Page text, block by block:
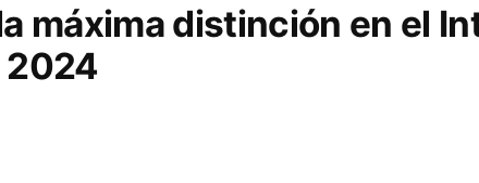
máxima distinción en el
2024